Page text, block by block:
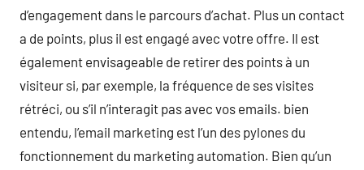
d’engagement dans le parcours d’achat. Plus un contact
a de points, plus il est engagé avec votre offre. Il est
également envisageable de retirer des points à un
visiteur si, par exemple, la fréquence de ses visites
rétréci, ou s’il n’interagit pas avec vos emails. bien
entendu, l’email marketing est l’un des pylones du
fonctionnement du marketing automation. Bien qu’un